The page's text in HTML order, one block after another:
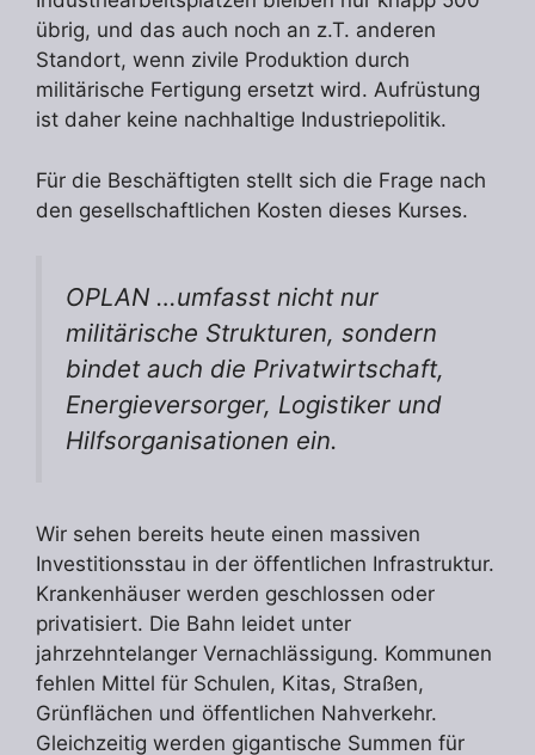
übrig, und das auch noch an z.T. anderen
Standort, wenn zivile Produktion durch
militärische Fertigung ersetzt wird. Aufrüstung
ist daher keine nachhaltige Industriepolitik.
Für die Beschäftigten stellt sich die Frage nach
den gesellschaftlichen Kosten dieses Kurses.
OPLAN …umfasst nicht nur
militärische Strukturen, sondern
bindet auch die Privatwirtschaft,
Energieversorger, Logistiker und
Hilfsorganisationen ein.
Wir sehen bereits heute einen massiven
Investitionsstau in der öffentlichen Infrastruktur.
Krankenhäuser werden geschlossen oder
privatisiert. Die Bahn leidet unter
jahrzehntelanger Vernachlässigung. Kommunen
fehlen Mittel für Schulen, Kitas, Straßen,
Grünflächen und öffentlichen Nahverkehr.
Gleichzeitig werden gigantische Summen für